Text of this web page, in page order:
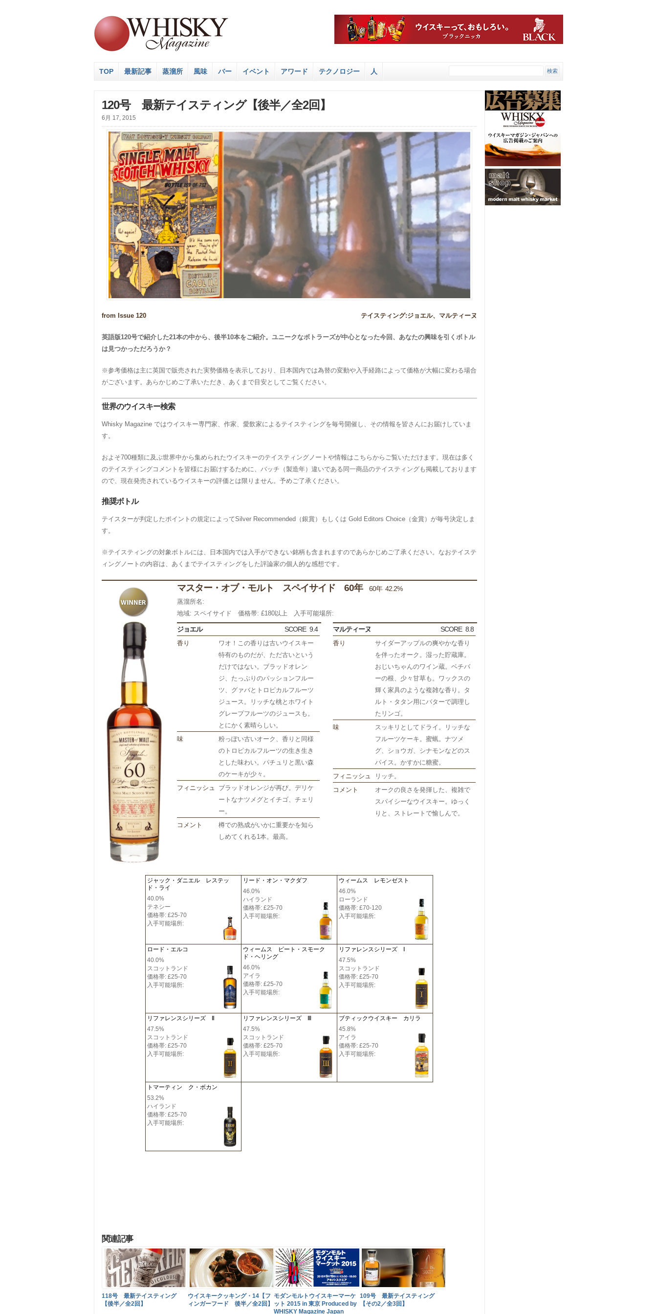
TOP 最新記事 蒸溜所 風味 バー イベント アワード テクノロジー 人
120号 最新テイスティング【後半／全2回】
6月 17, 2015
from Issue 120 テイスティング:ジョエル、マルティーヌ
英語版120号で紹介した21本の中から、後半10本をご紹介。ユニークなボトラーズが中心となった今回、あなたの興味を引くボトル
は見つかっただろうか？
※参考価格は主に英国で販売された実勢価格を表示しており、日本国内では為替の変動や入手経路によって価格が大幅に変わる場合
がございます。あらかじめご了承いただき、あくまで目安としてご覧ください。
世界のウイスキー検索
Whisky Magazine ではウイスキー専門家、作家、愛飲家によるテイスティングを毎号開催し、その情報を皆さんにお届けしていま
す。
およそ700種類に及ぶ世界中から集められたウイスキーのテイスティングノートや情報はこちらからご覧いただけます。現在は多く
のテイスティングコメントを皆様にお届けするために、バッチ（製造年）違いである同一商品のテイスティングも掲載しております
ので、現在発売されているウイスキーの評価とは限りません。予めご了承ください。
推奨ボトル
テイスターが判定したポイントの規定によってSilver Recommended（銀賞）もしくは Gold Editors Choice（金賞）が毎号決定しま
す。
※テイスティングの対象ボトルには、日本国内では入手ができない銘柄も含まれますのであらかじめご了承ください。なおテイステ
ィングノートの内容は、あくまでテイスティングをした評論家の個人的な感想です。
マスター・オブ・モルト スペイサイド 60年 60年 42.2%
蒸溜所名:
地域: スペイサイド
価格帯: £180以上 入手可能場所:
ジョエル SCORE 9.4
香り
ワオ！この香りは古いウイスキー
特有のものだが、ただ古いという
だけではない。ブラッドオレン
ジ、たっぷりのパッションフルー
ツ、グァバとトロピカルフルーツ
ジュース。リッチな桃とホワイト
グレープフルーツのジュースも。
とにかく素晴らしい。
味
粉っぽい古いオーク、香りと同様
のトロピカルフルーツの生き生き
とした味わい。パチュリと黒い森
のケーキが少々。
フィニッシュ
ブラッドオレンジが再び。デリケ
ートなナツメグとイチゴ、チェリ
ー。
コメント
樽での熟成がいかに重要かを知ら
しめてくれる1本。最高。
マルティーヌ SCORE 8.8
香り
サイダーアップルの爽やかな香り
を伴ったオーク。湿った貯蔵庫。
おじいちゃんのワイン蔵。ベチバ
ーの根、少々甘草も。ワックスの
輝く家具のような複雑な香り。タ
ルト・タタン用にバターで調理し
たリンゴ。
味
スッキリとしてドライ。リッチな
フルーツケーキ。蜜蝋。ナツメ
グ、ショウガ、シナモンなどのス
パイス。かすかに糖蜜。
フィニッシュ
リッチ。
コメント
オークの良さを発揮した、複雑で
スパイシーなウイスキー。ゆっく
りと、ストレートで愉しんで。
ジャック・ダニエル レステッ
ド・ライ
40.0%
テネシー
価格帯: £25-70
入手可能場所:
リード・オン・マクダフ
46.0%
ハイランド
価格帯: £25-70
入手可能場所:
ウィームス レモンゼスト
46.0%
ローランド
価格帯: £70-120
入手可能場所:
ロード・エルコ
40.0%
スコットランド
価格帯: £25-70
入手可能場所:
ウィームス ピート・スモーク
ド・ヘリング
46.0%
アイラ
価格帯: £25-70
入手可能場所:
リファレンスシリーズ Ⅰ
47.5%
スコットランド
価格帯: £25-70
入手可能場所:
リファレンスシリーズ Ⅱ
47.5%
スコットランド
価格帯: £25-70
入手可能場所:
リファレンスシリーズ Ⅲ
47.5%
スコットランド
価格帯: £25-70
入手可能場所:
ブティックウイスキー カリラ
45.8%
アイラ
価格帯: £25-70
入手可能場所:
トマーティン ク・ボカン
53.2%
ハイランド
価格帯: £25-70
入手可能場所:
関連記事
118号 最新テイスティング
【後半／全2回】
ウイスキークッキング・14【フ
ィンガーフード 後半／全2回】
モダンモルトウイスキーマーケ
ット 2015 in 東京 Produced by
WHISKY Magazine Japan
109号 最新テイスティング
【その2／全3回】